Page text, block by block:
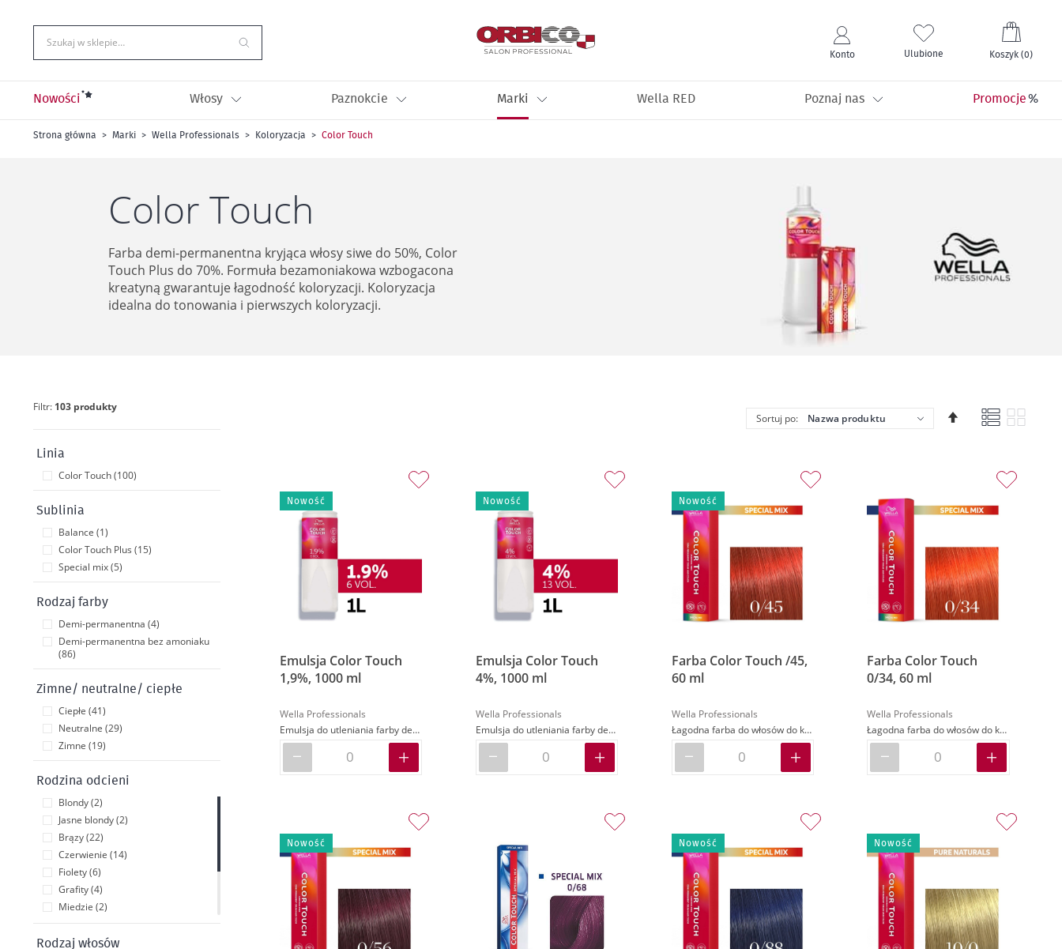
do
treści
Szukaj w sklepie…
Konto Ulubione Koszyk (0)
Nowości Włosy Paznokcie Marki Wella RED Poznaj nas Promocje
Strona główna Marki Wella Professionals Koloryzacja Color Touch
Color Touch
Farba demi-permanentna kryjąca włosy siwe do 50%, Color
Touch Plus do 70%. Formuła bezamoniakowa wzbogacona
kreatyną gwarantuje łagodność koloryzacji. Koloryzacja
idealna do tonowania i pierwszych koloryzacji.
Lista
Sortuj po:
Ustaw
kierunek
Nowość
Emulsja Color Touch
1,9%, 1000 ml
Wella Professionals
Emulsja do utleniania farby demi-permanentnej Color Touch
Nowość
Emulsja Color Touch
4%, 1000 ml
Wella Professionals
Emulsja do utleniania farby demi-permanentnej Color Touch
Nowość
Farba Color Touch /45,
60 ml
Wella Professionals
Łagodna farba do włosów do koloryzacji demi-permanentnej
Farba Color Touch
0/34, 60 ml
Wella Professionals
Łagodna farba do włosów do koloryzacji demi-permanentnej
Nowość Nowość Nowość
Filtr: 103 produkty
Linia
Color Touch (100)
Sublinia
Balance (1)
Color Touch Plus (15)
Special mix (5)
Rodzaj farby
Demi-permanentna (4)
Demi-permanentna bez amoniaku
(86)
Zimne/ neutralne/ ciepłe
Ciepłe (41)
Neutralne (29)
Zimne (19)
Rodzina odcieni
Blondy (2)
Jasne blondy (2)
Brązy (22)
Czerwienie (14)
Fiolety (6)
Grafity (4)
Miedzie (2)
Perła/niebieskie (6)
Rodzaj włosów